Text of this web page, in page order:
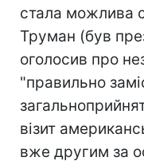
стала можлива
Труман (був
оголосив про
"правильно
візит
вже другим за